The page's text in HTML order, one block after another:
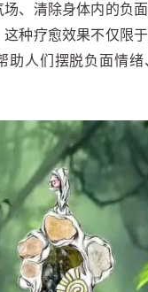
场、清除身体内的负
种疗愈效果不仅限
助人们摆脱负面情